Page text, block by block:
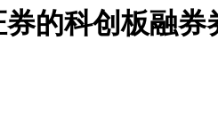
的科创板融